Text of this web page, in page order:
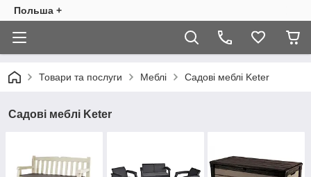
Польша +
Товари та послуги Меблі Садові меблі Keter
Садові меблі Keter